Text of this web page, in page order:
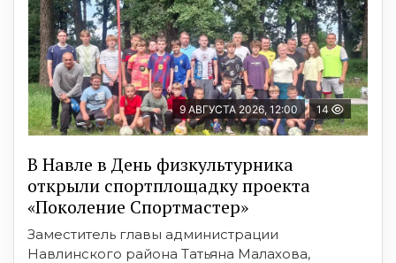
9 АВГУСТА 2026, 12:00 14
В Навле в День физкультурника
открыли спортплощадку проекта
«Поколение Спортмастер»
Заместитель главы администрации
Навлинского района Татьяна Малахова,